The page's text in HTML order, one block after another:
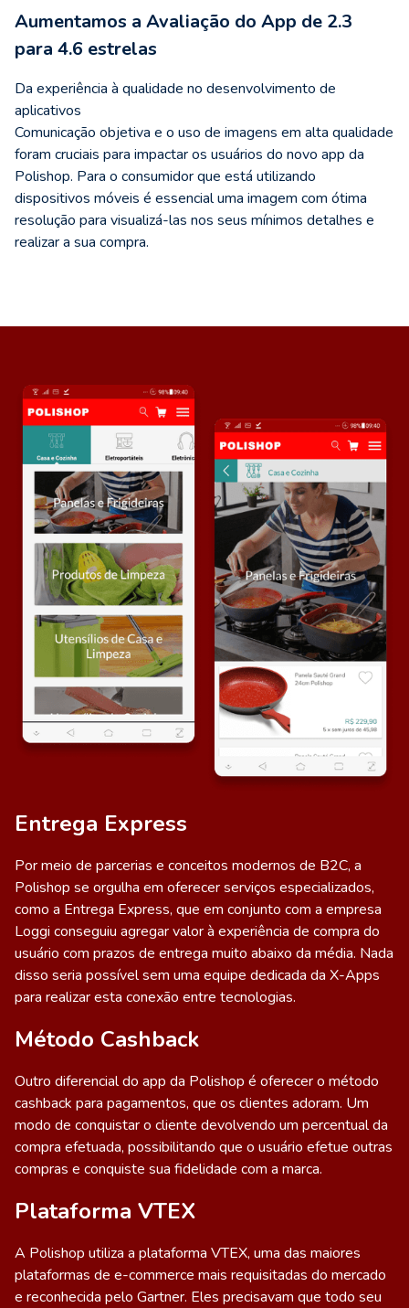
Aumentamos a Avaliação do App de 2.3
para 4.6 estrelas
Da experiência à qualidade no desenvolvimento de
aplicativos
Comunicação objetiva e o uso de imagens em alta qualidade
foram cruciais para impactar os usuários do novo app da
Polishop. Para o consumidor que está utilizando
dispositivos móveis é essencial uma imagem com ótima
resolução para visualizá-las nos seus mínimos detalhes e
realizar a sua compra.
Entrega Express
Por meio de parcerias e conceitos modernos de B2C, a
Polishop se orgulha em oferecer serviços especializados,
como a Entrega Express, que em conjunto com a empresa
Loggi conseguiu agregar valor à experiência de compra do
usuário com prazos de entrega muito abaixo da média. Nada
disso seria possível sem uma equipe dedicada da X-Apps
para realizar esta conexão entre tecnologias.
Método Cashback
Outro diferencial do app da Polishop é oferecer o método
cashback para pagamentos, que os clientes adoram. Um
modo de conquistar o cliente devolvendo um percentual da
compra efetuada, possibilitando que o usuário efetue outras
compras e conquiste sua fidelidade com a marca.
Plataforma VTEX
A Polishop utiliza a plataforma VTEX, uma das maiores
plataformas de e-commerce mais requisitadas do mercado
e reconhecida pelo Gartner. Eles precisavam que todo seu